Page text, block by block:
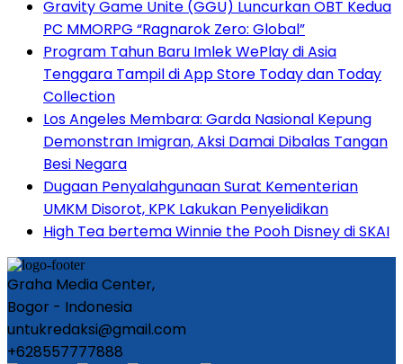
Gravity Game Unite (GGU) Luncurkan OBT Kedua
PC MMORPG “Ragnarok Zero: Global”
Program Tahun Baru Imlek WePlay di Asia
Tenggara Tampil di App Store Today dan Today
Collection
Los Angeles Membara: Garda Nasional Kepung
Demonstran Imigran, Aksi Damai Dibalas Tangan
Besi Negara
Dugaan Penyalahgunaan Surat Kementerian
UMKM Disorot, KPK Lakukan Penyelidikan
High Tea bertema Winnie the Pooh Disney di SKAI
Graha Media Center,
Bogor - Indonesia
untukredaksi@gmail.com
+628557777888